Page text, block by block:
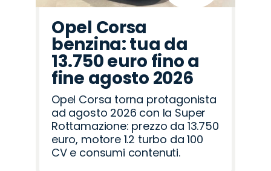
Opel Corsa
benzina: tua da
13.750 euro fino a
fine agosto 2026
Opel Corsa torna protagonista
ad agosto 2026 con la Super
Rottamazione: prezzo da 13.750
euro, motore 1.2 turbo da 100
CV e consumi contenuti.